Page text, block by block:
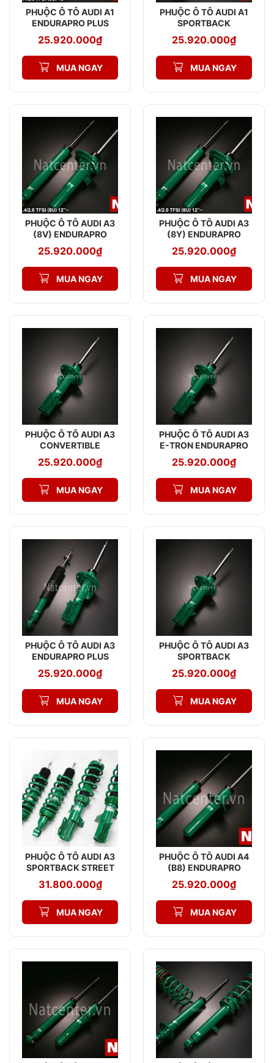
PHUỘC Ô TÔ AUDI A1
ENDURAPRO PLUS
25.920.000₫
MUA NGAY
PHUỘC Ô TÔ AUDI A1
SPORTBACK
ENDURAPRO PLUS
25.920.000₫
MUA NGAY
PHUỘC Ô TÔ AUDI A3
(8V) ENDURAPRO
PLUS
25.920.000₫
MUA NGAY
PHUỘC Ô TÔ AUDI A3
(8Y) ENDURAPRO
PLUS
25.920.000₫
MUA NGAY
PHUỘC Ô TÔ AUDI A3
CONVERTIBLE
ENDURAPRO PLUS
25.920.000₫
MUA NGAY
PHUỘC Ô TÔ AUDI A3
E-TRON ENDURAPRO
PLUS
25.920.000₫
MUA NGAY
PHUỘC Ô TÔ AUDI A3
ENDURAPRO PLUS
25.920.000₫
MUA NGAY
PHUỘC Ô TÔ AUDI A3
SPORTBACK
ENDURAPRO PLUS
25.920.000₫
MUA NGAY
PHUỘC Ô TÔ AUDI A3
SPORTBACK STREET
ADVANCE Z
31.800.000₫
MUA NGAY
PHUỘC Ô TÔ AUDI A4
(B8) ENDURAPRO
PLUS
25.920.000₫
MUA NGAY